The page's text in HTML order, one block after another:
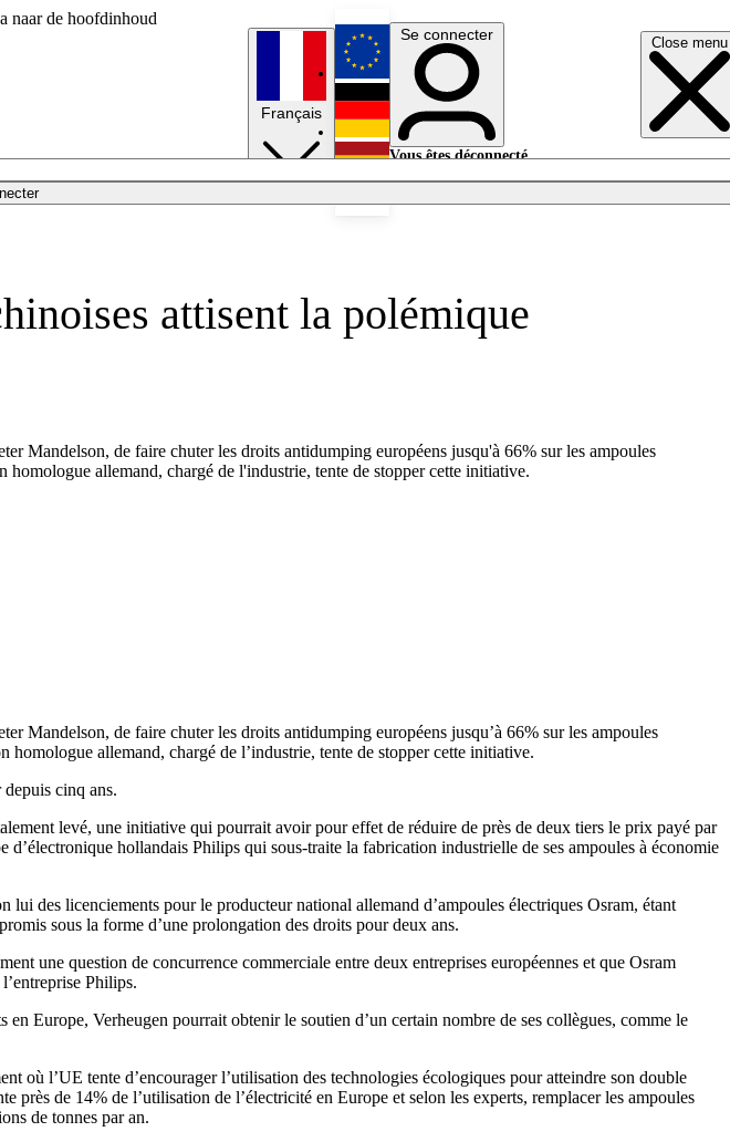
naar de hoofdinhoud
Close menu
Français
English
Deutsch
Se connecter
Vous êtes déconnecté.
attisent la polémique
Mandelson, de faire chuter les droits antidumping européens jusqu'à 66% sur les ampoules
allemand, chargé de l'industrie, tente de stopper cette initiative.
Mandelson, de faire chuter les droits antidumping européens jusqu’à 66% sur les ampoules
allemand, chargé de l’industrie, tente de stopper cette initiative.
cinq ans.
levé, une initiative qui pourrait avoir pour effet de réduire de près de deux tiers le prix payé par
hollandais Philips qui sous-traite la fabrication industrielle de ses ampoules à économie
des licenciements pour le producteur national allemand d’ampoules électriques Osram, étant
sous la forme d’une prolongation des droits pour deux ans.
une question de concurrence commerciale entre deux entreprises européennes et que Osram
Philips.
Europe, Verheugen pourrait obtenir le soutien d’un certain nombre de ses collègues, comme le
où l’UE tente d’encourager l’utilisation des technologies écologiques pour atteindre son double
près de 14% de l’utilisation de l’électricité en Europe et selon les experts, remplacer les ampoules
de tonnes par an.